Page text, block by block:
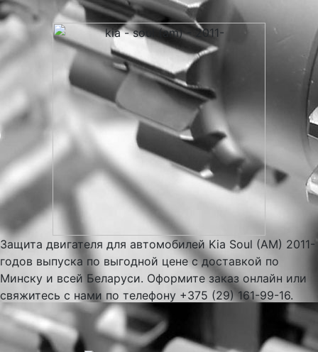
Защита двигателя для автомобилей Kia Soul (AM) 2011-
годов выпуска по выгодной цене с доставкой по
Минску и всей Беларуси. Оформите заказ онлайн или
свяжитесь с нами по телефону +375 (29) 161-99-16.